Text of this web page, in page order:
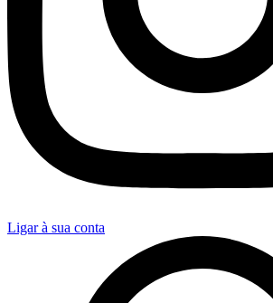
Ligar à sua conta